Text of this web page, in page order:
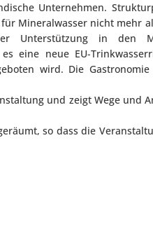
Unternehmen.
Mineralwasser nicht mehr
Unterstützung in den
eine neue EU-
wird. Die
und zeigt Wege und
so dass die